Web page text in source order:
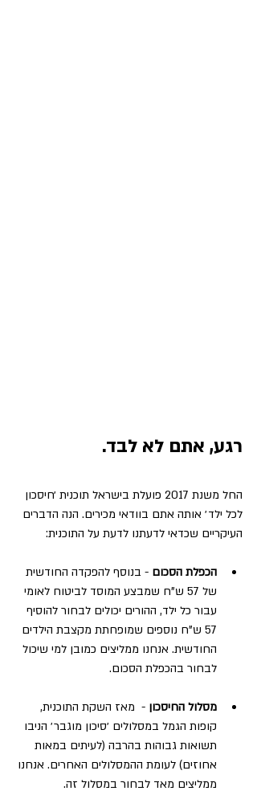
רגע, אתם לא לבד.
החל משנת 2017 פועלת בישראל תוכנית ׳חיסכון
לכל ילד׳ אותה אתם בוודאי מכירים. הנה הדברים
העיקריים שכדאי לדעתנו לדעת על התוכנית:
הכפלת הסכום - בנוסף להפקדה החודשית
של 57 ש"ח שמבצע המוסד לביטוח לאומי
עבור כל ילד, ההורים יכולים לבחור להוסיף
57 ש"ח נוספים שמופחתת מקצבת הילדים
החודשית. אנחנו ממליצים כמובן למי שיכול
לבחור בהכפלת הסכום.
מסלול החיסכון -  מאז השקת התוכנית,
קופות הגמל במסלולים ׳סיכון מוגבר׳ הניבו
תשואות גבוהות בהרבה (לעיתים במאות
אחוזים) לעומת ההמסלולים האחרים. אנחנו
ממליצים מאד לבחור במסלול זה.